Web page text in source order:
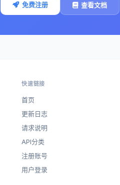
免费注册 查看文档
快速链接
首页
更新日志
请求说明
API分类
注册账号
用户登录